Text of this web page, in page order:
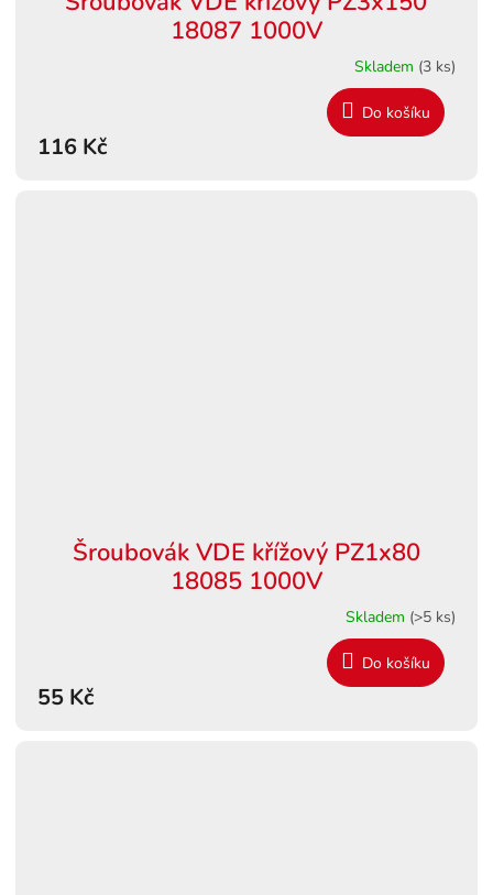
18087 1000V
Skladem (3 ks)
116 Kč
Do košíku
Šroubovák VDE křížový PZ1x80
18085 1000V
Skladem (>5 ks)
55 Kč
Do košíku